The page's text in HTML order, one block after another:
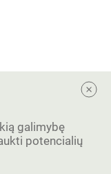
galimybę
potencialių